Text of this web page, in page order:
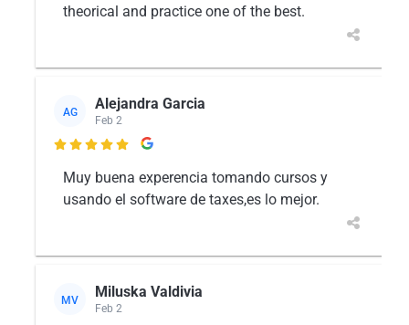
theorical and practice one of the best.
AG Alejandra Garcia
Feb 2

Muy buena experencia tomando cursos y
usando el software de taxes,es lo mejor.
MV Miluska Valdivia
Feb 2